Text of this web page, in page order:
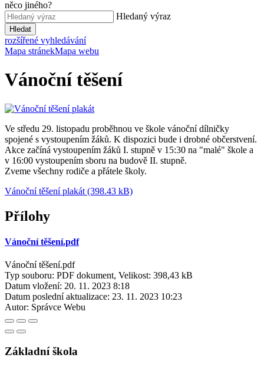
něco jiného?
Hledaný výraz
Hledat
rozšířené vyhledávání
Mapa stránekMapa webu
Vánoční těšení
Ve středu 29. listopadu proběhnou ve škole vánoční dílničky
spojené s vystoupením žáků. K dispozici bude i drobné občerstvení.
Akce začíná vystoupením žáků I. stupně v 15:30 na "malé" škole a
v 16:00 vystoupením sboru na budově II. stupně.
Zveme všechny rodiče a přátele školy.
Vánoční těšení plakát (398.43 kB)
Přílohy
Vánoční těšení.pdf
Vánoční těšení.pdf
Typ souboru: PDF dokument, Velikost: 398,43 kB
Datum vložení: 20. 11. 2023 8:18
Datum poslední aktualizace: 23. 11. 2023 10:23
Autor: Správce Webu
Základní škola